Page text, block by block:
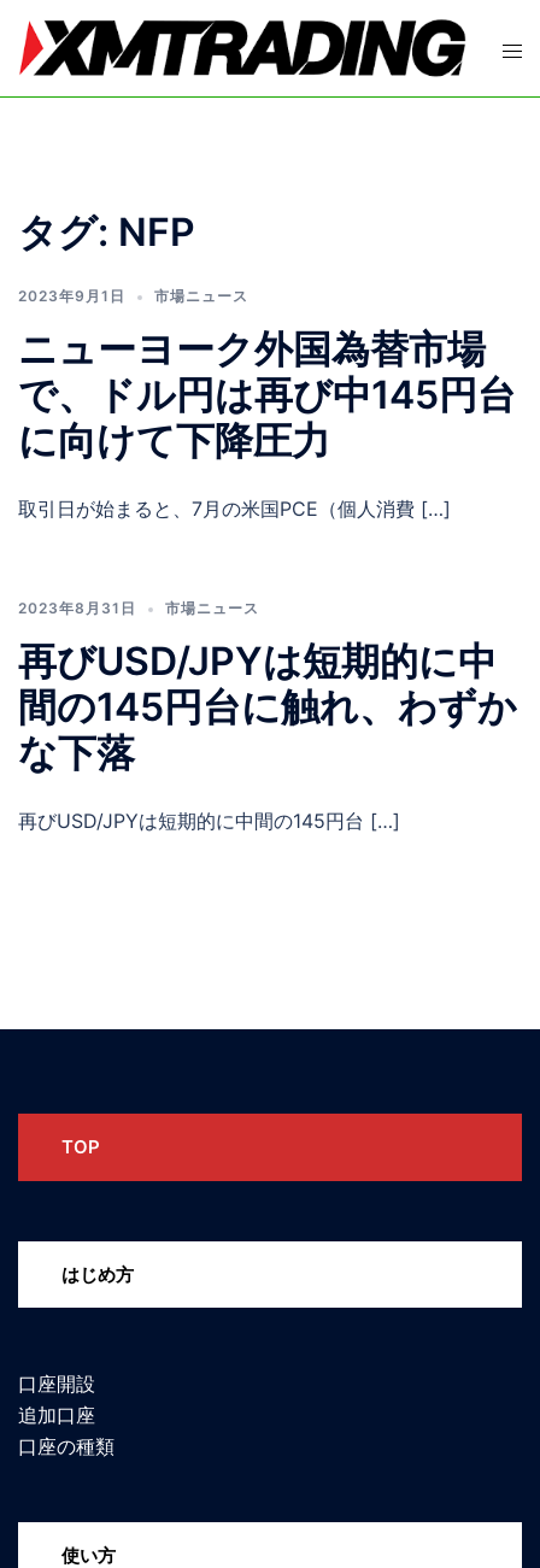
ト
タグ: NFP
2023年9月1日 市場ニュース
ニューヨーク外国為替市場
で、ドル円は再び中145円台
に向けて下降圧力
取引日が始まると、7月の米国PCE（個人消費 […]
2023年8月31日 市場ニュース
再びUSD/JPYは短期的に中
間の145円台に触れ、わずか
な下落
再びUSD/JPYは短期的に中間の145円台 […]
TOP
はじめ方
口座開設
追加口座
口座の種類
使い方